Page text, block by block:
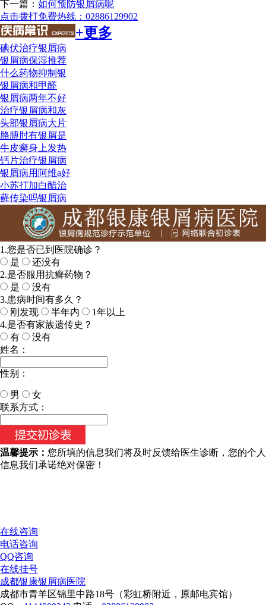
下一篇： 如何预防银屑病呢
点击拨打免费热线：02886129902
+更多
碘伏治疗银屑病
银屑病保湿推荐
什么药物抑制银
银屑病和甲醛
银屑病两年不好
治疗银屑病和灰
头部银屑病大片
胳膊肘有银屑是
牛皮癣身上发热
钙片治疗银屑病
银屑病用阿维a好
小苏打加白醋治
藓传染吗银屑病
1.您是否已到医院确诊？
是
还没有
2.是否服用抗癣药物？
是
没有
3.患病时间有多久？
刚发现
半年内
1年以上
4.是否有家族遗传史？
有
没有
姓名：
性别：
男
女
今天日期：
联系方式：
温馨提示： 您所填的信息我们将及时反馈给医生诊断，您的个人
信息我们承诺绝对保密！
在线咨询
电话咨询
QQ咨询
在线挂号
成都银康银屑病医院
成都市青羊区锦里中路18号（彩虹桥附近，原邮电宾馆）